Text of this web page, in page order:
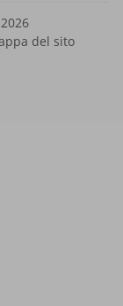
del sito